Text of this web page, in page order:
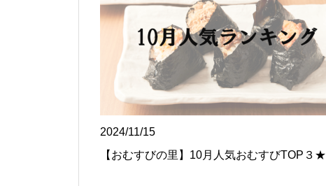
2024/11/15
【おむすびの里】10月人気おむすびTOP３★